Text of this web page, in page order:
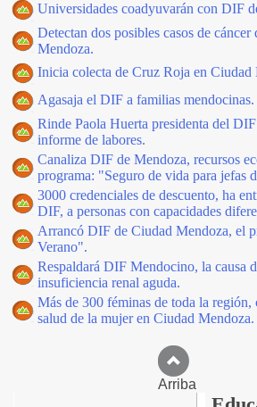
Universidades coadyuvarán con DIF
Detectan dos posibles casos de cáncer
Mendoza.
Inicia colecta de Cruz Roja en Ciudad
Agasaja el DIF a familias mendocinas.
Rinde Paola Huerta presidenta del
informe de labores.
Canaliza DIF de Mendoza, recursos
programa: "Seguro de vida para jefas
3000 credenciales de descuento, ha
DIF, a personas con capacidades
Arrancó DIF de Ciudad Mendoza, el
Verano".
Respaldará DIF Mendocino, la causa
insuficiencia renal aguda.
Más de 300 féminas de toda la región,
salud de la mujer en Ciudad Mendoza.
Arriba